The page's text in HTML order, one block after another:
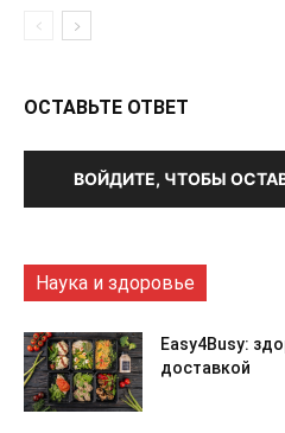
ОСТАВЬТЕ ОТВЕТ
ВОЙДИТЕ, ЧТОБЫ
Наука и здоровье
Easy4Busy:
доставкой